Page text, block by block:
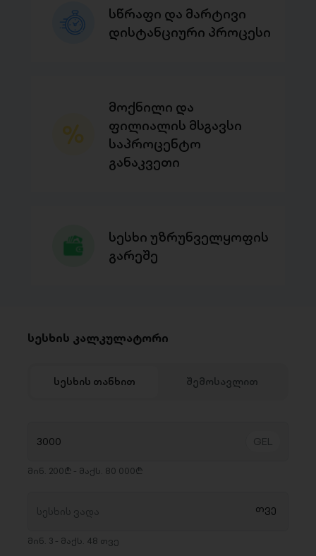
სწრაფი და მარტივი
დისტანციური პროცესი
მოქნილი და
ფილიალის მსგავსი
საპროცენტო
განაკვეთი
სესხი უზრუნველყოფის
გარეშე
სესხის კალკულატორი
სესხის თანხით შემოსავლით
მინ. 200₾ - მაქს. 80 000₾
მინ. 3 - მაქს. 48 თვე